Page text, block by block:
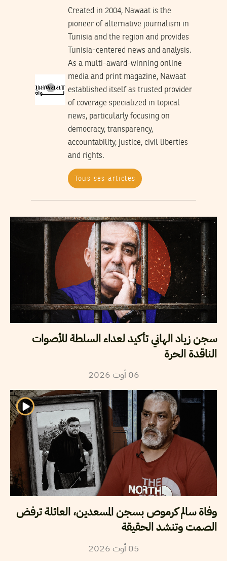
Created in 2004, Nawaat is the
pioneer of alternative journalism in
Tunisia and the region and provides
Tunisia-centered news and analysis.
As a multi-award-winning online
media and print magazine, Nawaat
established itself as trusted provider
of coverage specialized in topical
news, particularly focusing on
democracy, transparency,
accountability, justice, civil liberties
and rights.
Tous ses articles
سجن زياد الهاني تأكيد لعداء السلطة للأصوات
الناقدة الحرة
06 أوت2026
وفاة سالم كرموص بسجن المسعدين، العائلة ترفض
الصمت وتنشد الحقيقة
05 أوت2026